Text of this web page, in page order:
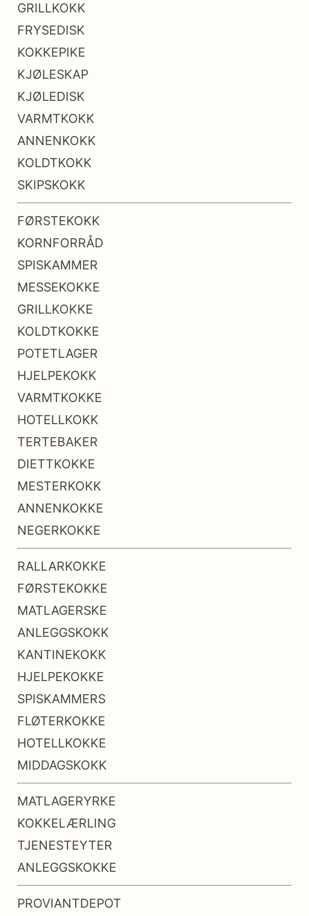
GRILLKOKK
FRYSEDISK
KOKKEPIKE
KJØLESKAP
KJØLEDISK
VARMTKOKK
ANNENKOKK
KOLDTKOKK
SKIPSKOKK
FØRSTEKOKK
KORNFORRÅD
SPISKAMMER
MESSEKOKKE
GRILLKOKKE
KOLDTKOKKE
POTETLAGER
HJELPEKOKK
VARMTKOKKE
HOTELLKOKK
TERTEBAKER
DIETTKOKKE
MESTERKOKK
ANNENKOKKE
NEGERKOKKE
RALLARKOKKE
FØRSTEKOKKE
MATLAGERSKE
ANLEGGSKOKK
KANTINEKOKK
HJELPEKOKKE
SPISKAMMERS
FLØTERKOKKE
HOTELLKOKKE
MIDDAGSKOKK
MATLAGERYRKE
KOKKELÆRLING
TJENESTEYTER
ANLEGGSKOKKE
PROVIANTDEPOT